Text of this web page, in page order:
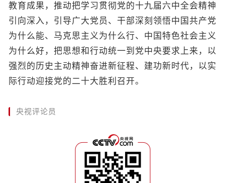
教育成果，推动把学习贯彻党的十九届六中全会精神
引向深入，引导广大党员、干部深刻领悟中国共产党
为什么能、马克思主义为什么行、中国特色社会主义
为什么好，把思想和行动统一到党中央要求上来，以
强烈的历史主动精神奋进新征程、建功新时代，以实
际行动迎接党的二十大胜利召开。
央视评论员